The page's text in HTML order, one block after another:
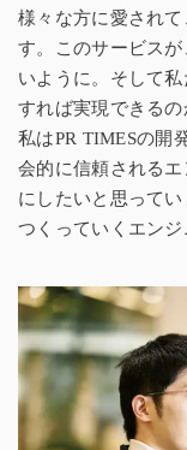
様々な方に愛され
す。このサービス
いように。そして
すれば実現できるの
私はPR TIMESの開
会的に信頼される
にしたいと思って
つくっていくエンジ